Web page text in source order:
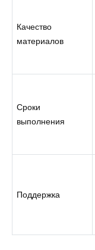
Качество
материалов
Сроки
выполнения
Поддержка